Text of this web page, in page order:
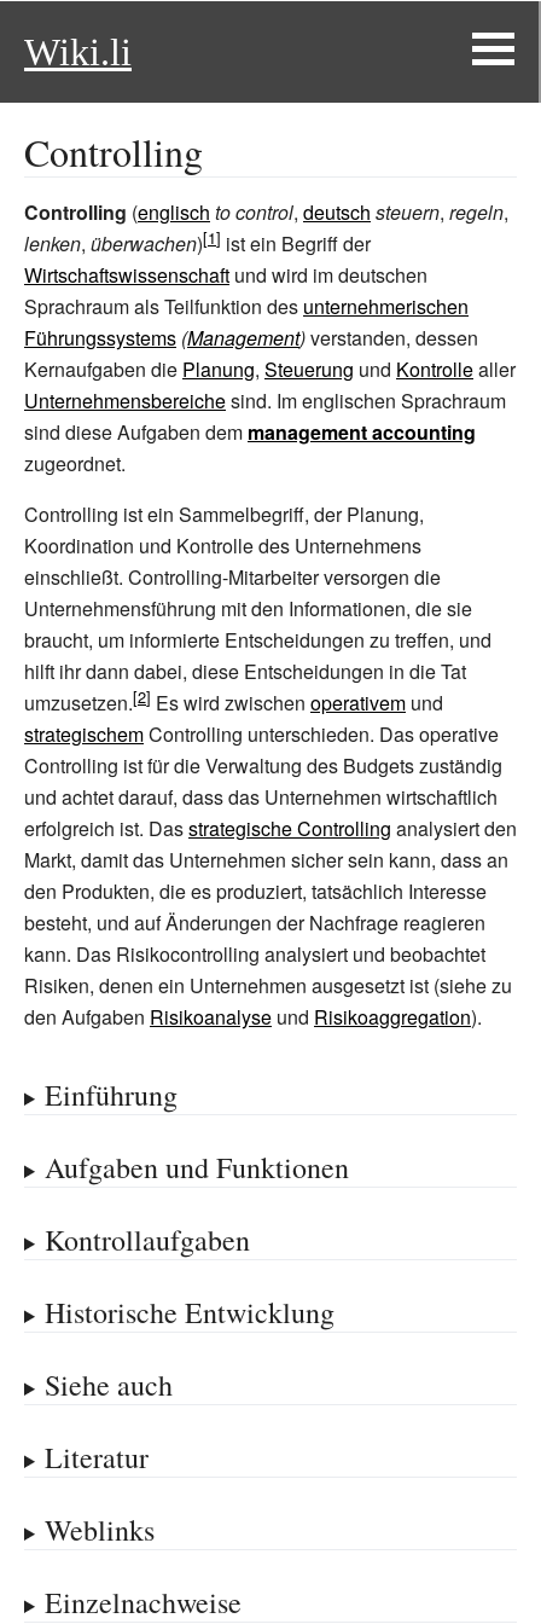
Wiki.li
Controlling
Controlling (englisch to control, deutsch steuern, regeln,
lenken, überwachen)
ist ein Begriff der
Wirtschaftswissenschaft und wird im deutschen
Sprachraum als Teilfunktion des unternehmerischen
Führungssystems (Management)verstanden, dessen
Kernaufgaben die Planung, Steuerung und Kontrollealler
Unternehmensbereichesind. Im englischen Sprachraum
sind diese Aufgaben dem management accounting
zugeordnet.
Controlling ist ein Sammelbegriff, der Planung,
Koordination und Kontrolle des Unternehmens
einschließt. Controlling-Mitarbeiter versorgen die
Unternehmensführung mit den Informationen, die sie
braucht, um informierte Entscheidungen zu treffen, und
hilft ihr dann dabei, diese Entscheidungen in die Tat
umzusetzen.
Es wird zwischen operativem und
strategischemControlling unterschieden. Das operative
Controlling ist für die Verwaltung des Budgets zuständig
und achtet darauf, dass das Unternehmen wirtschaftlich
erfolgreich ist. Dasstrategische Controlling analysiert den
Markt, damit das Unternehmen sicher sein kann, dass an
den Produkten, die es produziert, tatsächlich Interesse
besteht, und auf Änderungen der Nachfrage reagieren
kann. Das Risikocontrolling analysiert und beobachtet
Risiken, denen ein Unternehmen ausgesetzt ist (siehe zu
den Aufgaben Risikoanalyse und Risikoaggregation).
Einführung
Aufgaben und Funktionen
Kontrollaufgaben
Historische Entwicklung
Siehe auch
Literatur
Weblinks
Einzelnachweise